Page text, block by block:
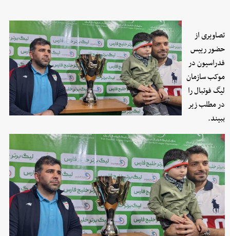
تصاویری از
حضور رییس
فدراسیون در
موکب سازمان
لیگ فوتبال را
در مطلب زیر
ببیند.